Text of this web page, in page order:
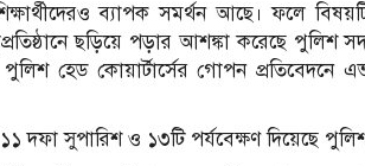
ব্যাপক সমর্থন আছে। ফলে
ছড়িয়ে পড়ার আশঙ্কা করেছে পুলিশ
হেড কোয়ার্টার্সের গোপন প্রতিবেদনে
সুপারিশ ও ১৩টি পর্যবেক্ষণ দিয়েছে পুলিশ